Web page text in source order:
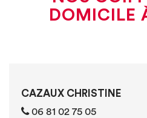
DOMICILE
CAZAUX CHRISTINE
06 81 02 75 05